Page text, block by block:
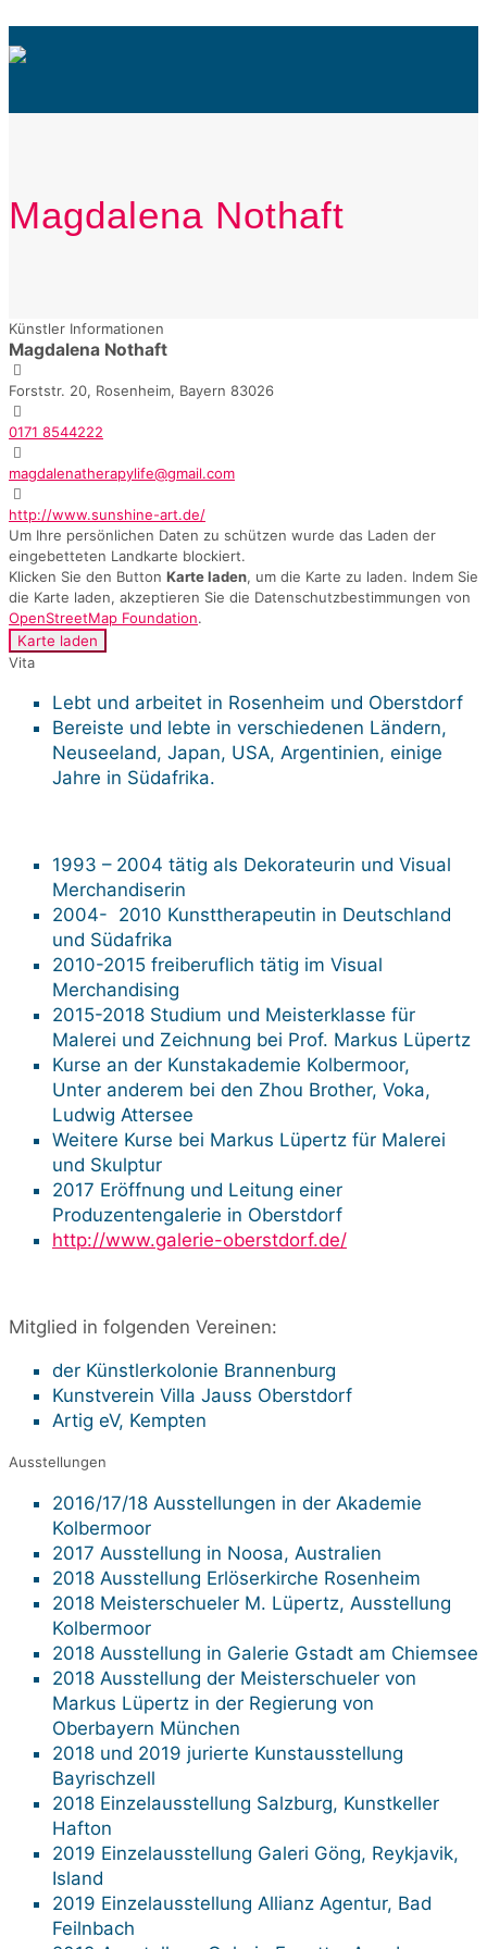
Magdalena Nothaft
Künstler Informationen
Magdalena Nothaft
Forststr. 20, Rosenheim, Bayern 83026
0171 8544222
magdalenatherapylife@gmail.com
http://www.sunshine-art.de/
Um Ihre persönlichen Daten zu schützen wurde das Laden der
eingebetteten Landkarte blockiert.
Klicken Sie den Button Karte laden, um die Karte zu laden. Indem Sie
die Karte laden, akzeptieren Sie die Datenschutzbestimmungen von
OpenStreetMap Foundation.
Karte laden
Vita
Lebt und arbeitet in Rosenheim und Oberstdorf
Bereiste und lebte in verschiedenen Ländern,
Neuseeland, Japan, USA, Argentinien, einige
Jahre in Südafrika.
1993 – 2004 tätig als Dekorateurin und Visual
Merchandiserin
2004- 2010 Kunsttherapeutin in Deutschland
und Südafrika
2010-2015 freiberuflich tätig im Visual
Merchandising
2015-2018 Studium und Meisterklasse für
Malerei und Zeichnung bei Prof. Markus Lüpertz
Kurse an der Kunstakademie Kolbermoor,
Unter anderem bei den Zhou Brother, Voka,
Ludwig Attersee
Weitere Kurse bei Markus Lüpertz für Malerei
und Skulptur
2017 Eröffnung und Leitung einer
Produzentengalerie in Oberstdorf
http://www.galerie-oberstdorf.de/
Mitglied in folgenden Vereinen:
der Künstlerkolonie Brannenburg
Kunstverein Villa Jauss Oberstdorf
Artig eV, Kempten
Ausstellungen
2016/17/18 Ausstellungen in der Akademie
Kolbermoor
2017 Ausstellung in Noosa, Australien
2018 Ausstellung Erlöserkirche Rosenheim
2018 Meisterschueler M. Lüpertz, Ausstellung
Kolbermoor
2018 Ausstellung in Galerie Gstadt am Chiemsee
2018 Ausstellung der Meisterschueler von
Markus Lüpertz in der Regierung von
Oberbayern München
2018 und 2019 jurierte Kunstausstellung
Bayrischzell
2018 Einzelausstellung Salzburg, Kunstkeller
Hafton
2019 Einzelausstellung Galeri Göng, Reykjavik,
Island
2019 Einzelausstellung Allianz Agentur, Bad
Feilnbach